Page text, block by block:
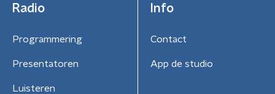
Radio
Programmering
Presentatoren
Luisteren
Info
Contact
App de studio